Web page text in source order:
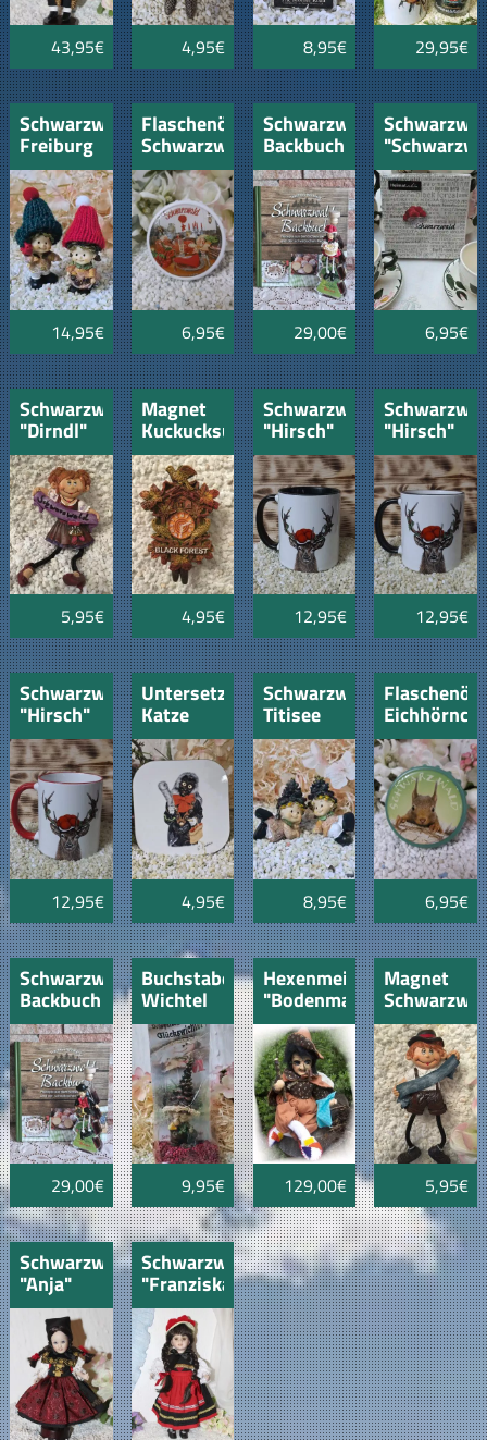
43,95€ 4,95€ 8,95€ 29,95€
Schwarzwaldwichtele
Freiburg
mit
Wollmützen
14,95€
Flaschenöffner
Schwarzwald
Vesper
6,95€
Schwarzwälder
Backbuch
mit
Kirschlikör
Bäumle
Magnet
Schwarzwaldmädel
29,00€
Bollenhut
und
Schrift
6,95€
Schwarzwälder
"Dirndl"
5,95€
Magnet
Kuckucksuhr
"Sasbach"
4,95€
Schwarzwaldtasse
"Hirsch"
schwarz/weiss
12,95€
"Hirsch"
schwarzer
Rand
12,95€
Schwarzwaldtasse
"Hirsch"
rotemRand
12,95€
Untersetzer
Katze
Hardt
schwarz
4,95€
Schwarzwaldwichtele
Titisee
8,95€ 6,95€
Schwarzwälder
Backbuch
mit
Kirschlikör
Bäumle
Magnet
Schwarzwaldbub
29,00€
Buchstaben
Wichtel
M "Loisl"
9,95€
Hexenmeister
"Bodenmais"
129,00€
Magnet
"Seppel"
5,95€
Schwarzwaldmädel
"Anja"
17cm
Schwarzwaldmädl
"Franziska"
30cm